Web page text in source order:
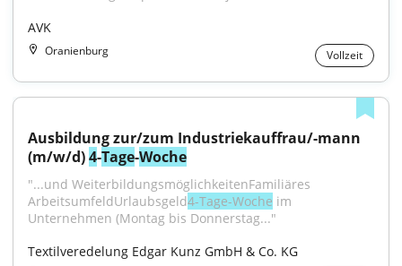
AVK
Oranienburg Vollzeit
Ausbildung zur/zum Industriekauffrau/-mann
(m/w/d) 4-Tage-Woche
"...und WeiterbildungsmöglichkeitenFamiliäres
ArbeitsumfeldUrlaubsgeld4-Tage-Woche im
Unternehmen (Montag bis Donnerstag..."
Textilveredelung Edgar Kunz GmbH & Co. KG